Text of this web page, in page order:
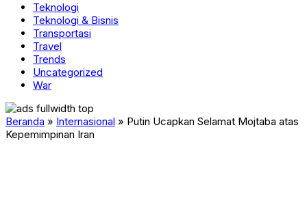
Teknologi
Teknologi & Bisnis
Transportasi
Travel
Trends
Uncategorized
War
Beranda » Internasional » Putin Ucapkan Selamat Mojtaba atas
Kepemimpinan Iran